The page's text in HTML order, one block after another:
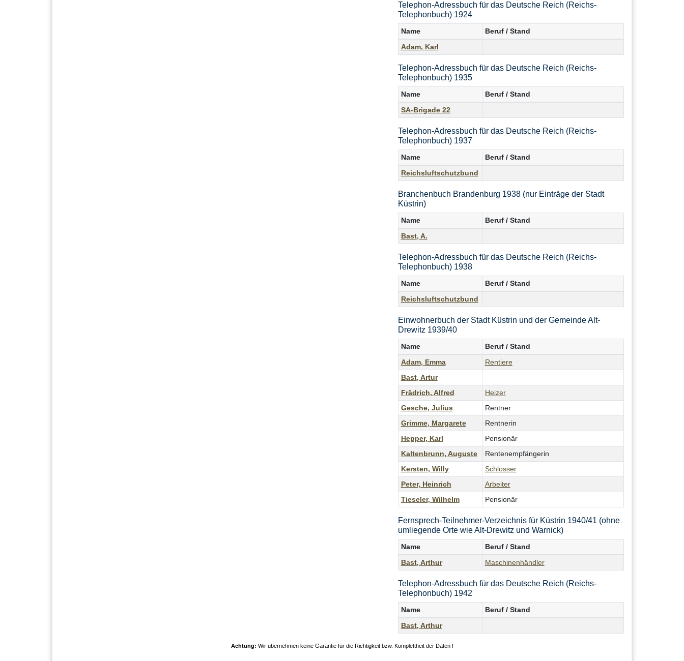
Telephon-Adressbuch für das Deutsche Reich (Reichs-
Telephonbuch) 1924
Name
Beruf / Stand
Adam, Karl
Telephon-Adressbuch für das Deutsche Reich (Reichs-
Telephonbuch) 1935
Name
Beruf / Stand
SA-Brigade 22
Telephon-Adressbuch für das Deutsche Reich (Reichs-
Telephonbuch) 1937
Name
Beruf / Stand
Reichsluftschutzbund
Branchenbuch Brandenburg 1938 (nur Einträge der Stadt
Küstrin)
Name
Beruf / Stand
Bast, A.
Telephon-Adressbuch für das Deutsche Reich (Reichs-
Telephonbuch) 1938
Name
Beruf / Stand
Reichsluftschutzbund
Einwohnerbuch der Stadt Küstrin und der Gemeinde Alt-
Drewitz 1939/40
Name
Beruf / Stand
Adam, Emma
Rentiere
Bast, Artur
Frädrich, Alfred
Heizer
Gesche, Julius
Rentner
Grimme, Margarete
Rentnerin
Hepper, Karl
Pensionär
Kaltenbrunn, Auguste
Rentenempfängerin
Kersten, Willy
Schlosser
Peter, Heinrich
Arbeiter
Tieseler, Wilhelm Pensionär
Fernsprech-Teilnehmer-Verzeichnis für Küstrin 1940/41 (ohne
umliegende Orte wie Alt-Drewitz und Warnick)
Name
Beruf / Stand
Bast, Arthur Maschinenhändler
Telephon-Adressbuch für das Deutsche Reich (Reichs-
Telephonbuch) 1942
Name
Beruf / Stand
Bast, Arthur
Achtung: Wir übernehmen keine Garantie für die Richtigkeit bzw. Komplettheit der Daten !